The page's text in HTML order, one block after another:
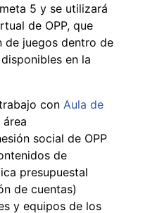
5 y se utilizará
de OPP, que
de juegos dentro de
en la
con Aula de
área
social de OPP
de
presupuestal
de cuentas)
y equipos de los